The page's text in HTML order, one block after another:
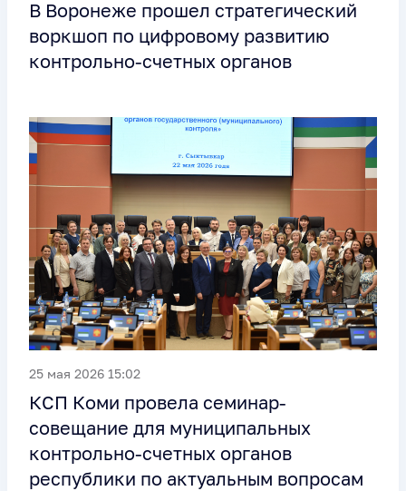
В Воронеже прошел стратегический
воркшоп по цифровому развитию
контрольно-счетных органов
25 мая 2026 15:02
КСП Коми провела семинар-
совещание для муниципальных
контрольно-счетных органов
республики по актуальным вопросам